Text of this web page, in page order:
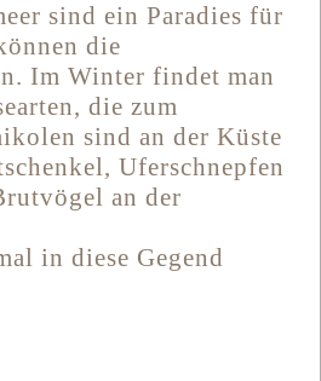
sind ein Paradies für
die
Im Winter findet man
die zum
sind an der Küste
Uferschnepfen
an der
in diese Gegend